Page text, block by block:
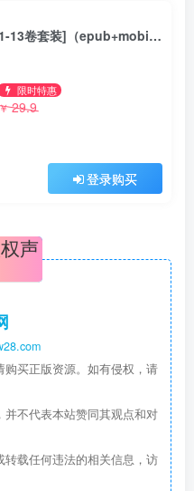
《Re:从零开始的异世界生活》[1-13卷套装]（epub+mobi+azw3+pdf）
限时特惠
29.9
登录购买
声
买正版资源。如有侵权，请
不代表本站赞同其观点和对
载任何违法的相关信息，访